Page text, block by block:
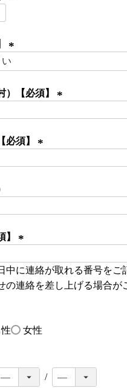
須
)(
須
）【必須】
必須】
】
必
須
中に連絡が取れる番号を
の連絡を差し上げる場合が
女性